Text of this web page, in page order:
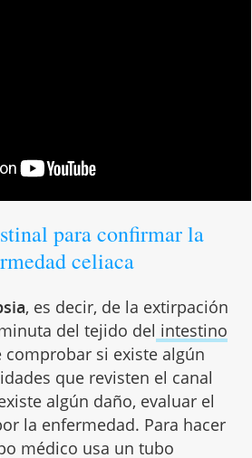
para confirmar la
celiaca
, es decir, de la extirpación
del tejido del intestino
comprobar si existe algún
que revisten el canal
algún daño, evaluar el
la enfermedad. Para hacer
médico usa un tubo